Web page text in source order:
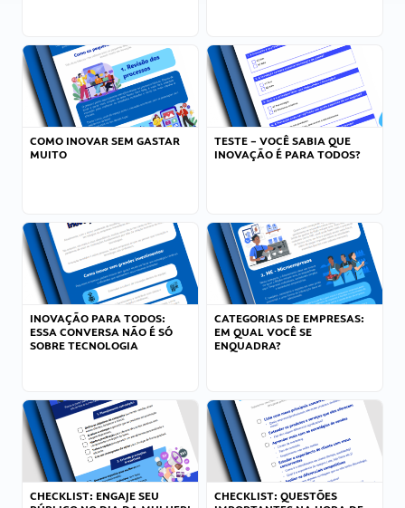
COMO INOVAR SEM GASTAR
MUITO
TESTE – VOCÊ SABIA QUE
INOVAÇÃO É PARA TODOS?
INOVAÇÃO PARA TODOS:
ESSA CONVERSA NÃO É SÓ
SOBRE TECNOLOGIA
CATEGORIAS DE EMPRESAS:
EM QUAL VOCÊ SE
ENQUADRA?
CHECKLIST: ENGAJE SEU
CHECKLIST: QUESTÕES